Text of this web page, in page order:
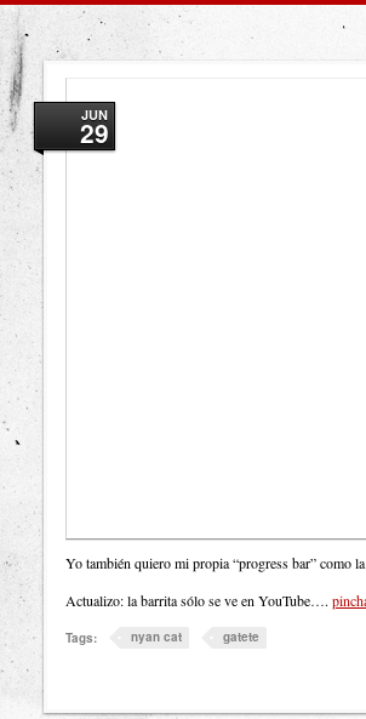
JUN
29
Yo también quiero mi propia “progress bar” como
Actualizo: la barrita sólo se ve en YouTube….
Tags: nyan cat gatete